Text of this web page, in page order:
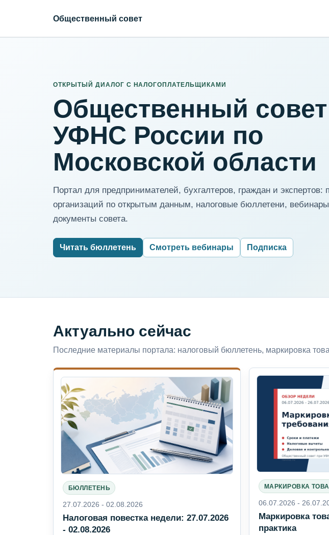
Общественный совет
ОТКРЫТЫЙ ДИАЛОГ С НАЛОГОПЛАТЕЛЬЩИКАМИ
Общественный
УФНС России по
Московской области
Портал для предпринимателей, бухгалтеров, граждан и экспертов:
организаций по открытым данным, налоговые бюллетени,
документы совета.
Читать бюллетень Смотреть вебинары Подписка
Актуально сейчас
Последние материалы портала: налоговый бюллетень, маркировка
БЮЛЛЕТЕНЬ
27.07.2026 - 02.08.2026
Налоговая повестка недели: 27.07.2026
- 02.08.2026
МАРКИРОВКА
06.07.2026 -
Маркировка
практика